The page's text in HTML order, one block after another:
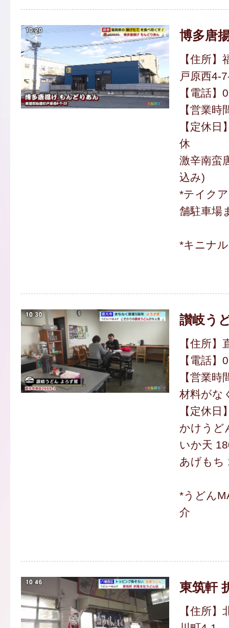
博多唐
【住所
戸原西4-
【電話
【営業
【定休
休
激辛南蛮
込み)
*テイク
舗駐車場
*キニナ
讃岐う
【住所
【電話
【営業
材料がな
【定休日
かけうど
いか天
あげもち
*うどん
介
東筑軒
【住所